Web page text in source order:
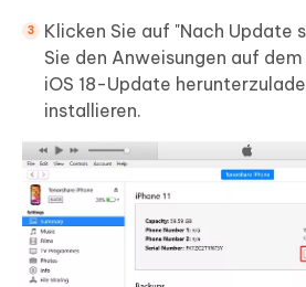
Klicken Sie auf "Nach Update
Sie den Anweisungen auf
iOS 18-Update
installieren.